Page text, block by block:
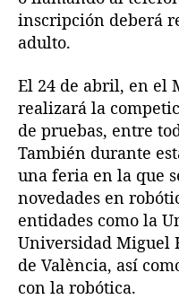
inscripción deberá
adulto.
El 24 de abril, en el
realizará la
de pruebas, entre
También durante
una feria en la que
novedades en
entidades como la
Universidad Miguel
de València, así
con la robótica.